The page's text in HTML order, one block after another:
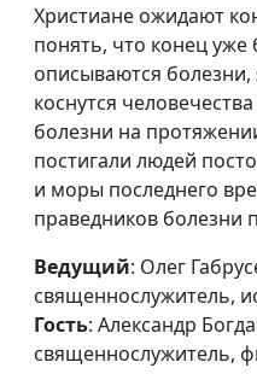
Поиск Бога: три
круга
Божественного
откровения
Исповедь по-
потерянная истина
Христиане ожидают
понять, что конец уже
описываются
коснутся
болезни на
постигали людей
и моры последнего
праведников болезни
Ведущий: Олег
священнослужитель,
Гость: Александр
священнослужитель,